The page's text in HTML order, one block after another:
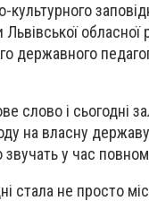
державного
слово і сьогодні
на власну
у час
стала не просто